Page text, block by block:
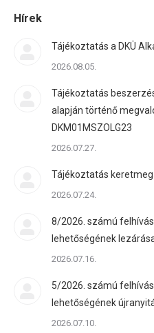
Hírek
Tájékoztatás a DKÜ
2026.08.05.
Tájékoztatás
alapján történő
DKM01MSZOLG23
2026.07.27.
Tájékoztatás
2026.07.24.
8/2026. számú
lehetőségének
2026.07.16.
5/2026. számú
lehetőségének
2026.07.10.